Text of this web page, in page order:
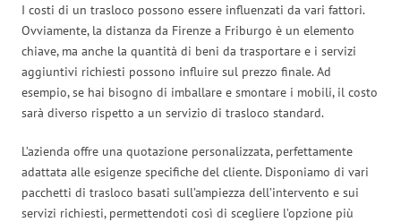
I costi di un trasloco possono essere influenzati da vari fattori.
Ovviamente, la distanza da Firenze a Friburgo è un elemento
chiave, ma anche la quantità di beni da trasportare e i servizi
aggiuntivi richiesti possono influire sul prezzo finale. Ad
esempio, se hai bisogno di imballare e smontare i mobili, il costo
sarà diverso rispetto a un servizio di trasloco standard.
L’azienda offre una quotazione personalizzata, perfettamente
adattata alle esigenze specifiche del cliente. Disponiamo di vari
pacchetti di trasloco basati sull’ampiezza dell’intervento e sui
servizi richiesti, permettendoti così di scegliere l’opzione più